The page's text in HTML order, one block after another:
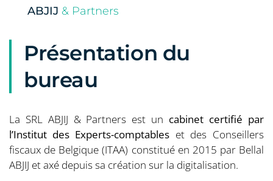
ABJIJ & Partners
Présentation du
bureau
La SRL ABJIJ & Partners est un cabinet certifié par
l’Institut des Experts-comptables et des Conseillers
fiscaux de Belgique (ITAA) constitué en 2015 par Bellal
ABJIJ et axé depuis sa création sur la digitalisation.